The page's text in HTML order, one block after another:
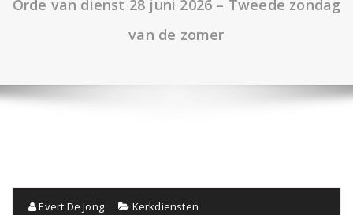
Orde van dienst 28 juni 2026 – Tweede zondag
van de zomer
Evert De Jong Kerkdiensten